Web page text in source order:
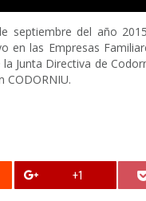
septiembre del año
en las Empresas
Junta Directiva de
CODORNIU.
+1